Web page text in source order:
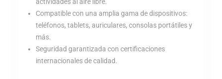
Compatible con una amplia gama de dispositivos:
teléfonos, tablets, auriculares, consolas portátiles y
más.
Seguridad garantizada con certificaciones
internacionales de calidad.